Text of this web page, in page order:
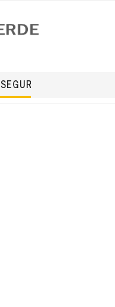
SEGURIDAD